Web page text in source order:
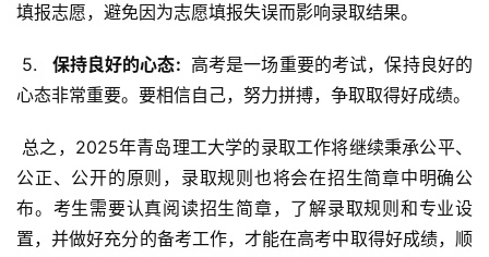
填报志愿，避免因为志愿填报失误而影响录取结果。
5.
  保持良好的心态:
高考是一场重要的考试，保持良好的
心态非常重要。要相信自己，努力拼搏，争取取得好成绩。
公正、公开的原则，录取规则也将会在招生简章中明确公
布。考生需要认真阅读招生简章，了解录取规则和专业设
置，并做好充分的备考工作，才能在高考中取得好成绩，顺